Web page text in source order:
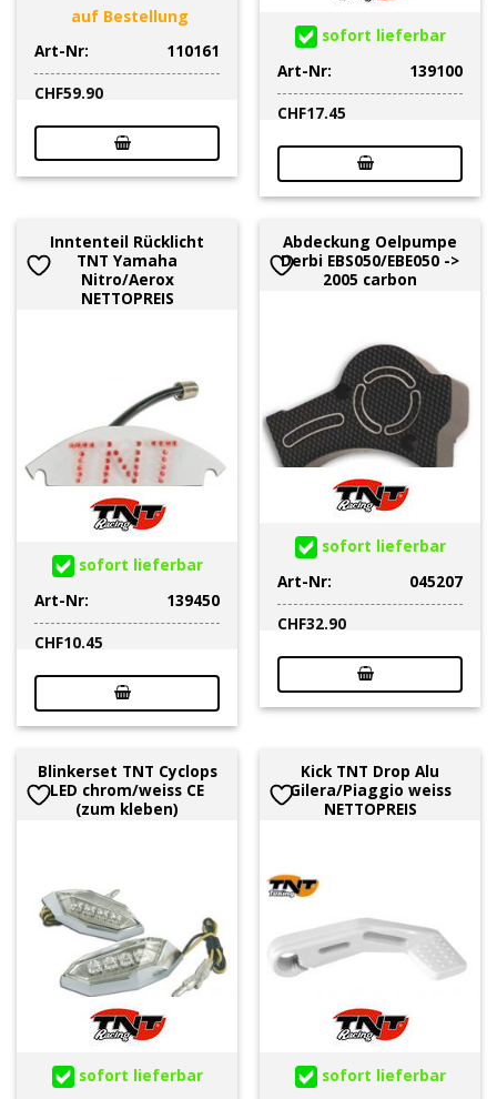
auf Bestellung
Art-Nr:
110161
CHF59.90
sofort lieferbar
Art-Nr:
139100
CHF17.45
Inntenteil Rücklicht
TNT Yamaha
Nitro/Aerox
NETTOPREIS
sofort lieferbar
Art-Nr:
139450
CHF10.45
Abdeckung Oelpumpe
Derbi EBS050/EBE050 ->
2005 carbon
sofort lieferbar
Art-Nr:
045207
CHF32.90
Blinkerset TNT Cyclops
LED chrom/weiss CE
(zum kleben)
sofort lieferbar
Kick TNT Drop Alu
Gilera/Piaggio weiss
NETTOPREIS
sofort lieferbar